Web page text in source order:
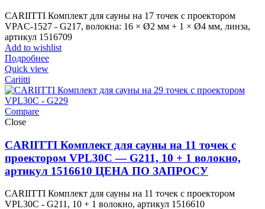
CARIITTI Комплект для сауны на 17 точек с проектором
VPAC-1527 - G217, волокна: 16 × Ø2 мм + 1 × Ø4 мм, линза,
артикул 1516709
Add to wishlist
Подробнее
Quick view
Cariitti
Compare
Close
CARIITTI Комплект для сауны на 11 точек с
проектором VPL30C — G211, 10 + 1 волокно,
артикул 1516610 ЦЕНА ПО ЗАПРОСУ
CARIITTI Комплект для сауны на 11 точек с проектором
VPL30C - G211, 10 + 1 волокно, артикул 1516610